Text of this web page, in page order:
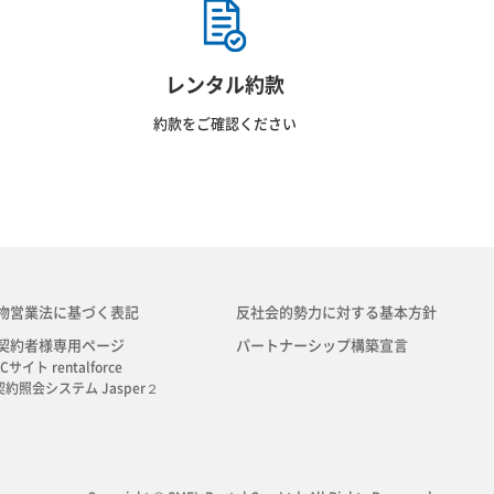
レンタル約款
約款をご確認ください
営業法に基づく表記
約者様専用ページ
サイト rentalforce
約照会システム Jasper２
反社会的勢力に対する基本方針
パートナーシップ構築宣言